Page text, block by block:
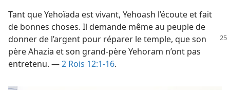
Tant que Yehoïada est vivant, Yehoash l’écoute et fait
de bonnes choses. Il demande même au peuple de
donner de l’argent pour réparer letemple, que son
père Ahazia et son grand-père Yehoram n’ont pas
entretenu. —2 Rois 12:1-16.